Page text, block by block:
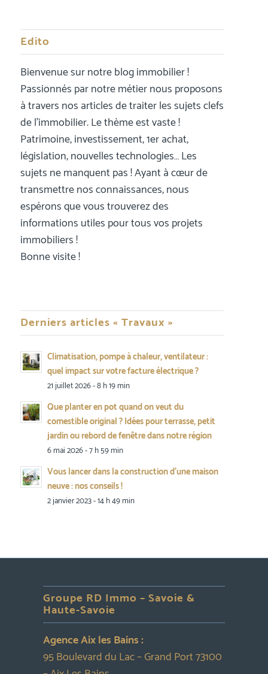
Edito
Bienvenue sur notre blog immobilier !
Passionnés par notre métier nous proposons
à travers nos articles de traiter les sujets clefs
de l’immobilier. Le thème est vaste !
Patrimoine, investissement, 1er achat,
législation, nouvelles technologies… Les
sujets ne manquent pas ! Ayant à cœur de
transmettre nos connaissances, nous
espérons que vous trouverez des
informations utiles pour tous vos projets
immobiliers !
Bonne visite !
Derniers articles « Travaux »
Climatisation, pompe à chaleur, ventilateur :
quel impact sur votre facture électrique ?
21 juillet 2026 - 8 h 19 min
Que planter en pot quand on veut du
comestible original ? Idées pour terrasse, petit
jardin ou rebord de fenêtre dans notre région
6 mai 2026 - 7 h 59 min
Vous lancer dans la construction d’une maison
neuve : nos conseils !
2 janvier 2023 - 14 h 49 min
Groupe RD Immo – Savoie &
Haute-Savoie
Agence Aix les Bains :
95 Boulevard du Lac – Grand Port 73100